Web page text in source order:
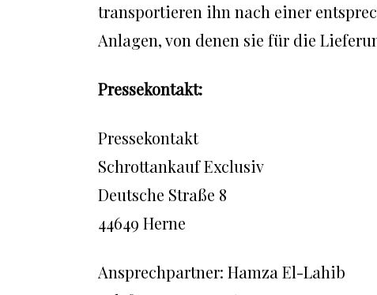
transportieren ihn nach einer
Anlagen, von denen sie für die
Pressekontakt:
Pressekontakt
Schrottankauf Exclusiv
Deutsche Straße 8
44649 Herne
Ansprechpartner: Hamza El-Lahib